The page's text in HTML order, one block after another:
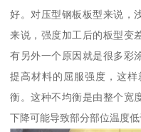
好。对压型钢板板型来说，
来说，强度加工后的板型变
有另外一个原因就是很多彩
提高材料的屈服强度，这
衡。这种不均衡是由整个宽
下降可能导致部分部位温度